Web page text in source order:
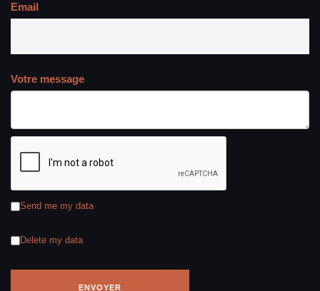
Email
Votre message
Send me my data
Delete my data